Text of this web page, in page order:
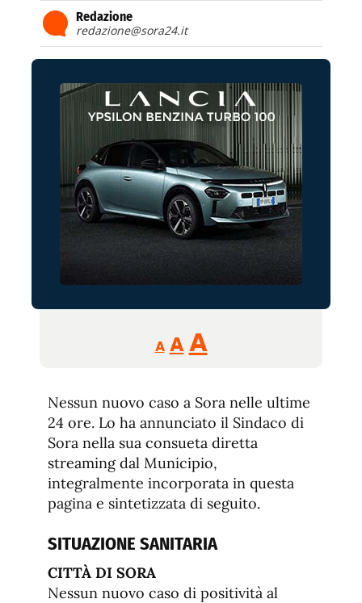
Redazione
redazione@sora24.it
A
Reducir
tamaño
A Restablecer
tamaño
de
fuente
AAumentar
de
fuente.
Nessun nuovo caso a Sora nelle ultime
24 ore. Lo ha annunciato il Sindaco di
Sora nella sua consueta diretta
streaming dal Municipio,
integralmente incorporata in questa
pagina e sintetizzata di seguito.
SITUAZIONE SANITARIA
CITTÀ DI SORA
Nessun nuovo caso di positività al